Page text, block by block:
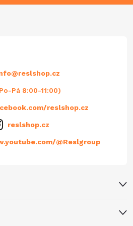
@reslshop.cz
Pá 8:00-11:00)
reslshop.cz
reslshop.cz
@Reslgroup